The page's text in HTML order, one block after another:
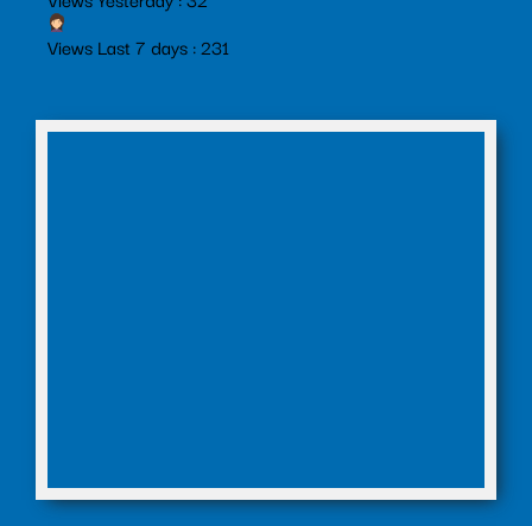
Views Last 7 days : 231